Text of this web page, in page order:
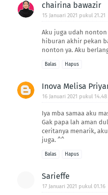
chairina bawazir
15 Januari 2021 pukul 21.21
Aku juga udah
hiburan akhir pekan
nonton ya. Aku
Balas Hapus
Inova Melisa
16 Januari 2021 pukul 14.48
Iya mba samaa aku
Gak papa lah aman
ceritanya menarik,
juga. ^^
Balas Hapus
Sarieffe
17 Januari 2021 pukul 01.16